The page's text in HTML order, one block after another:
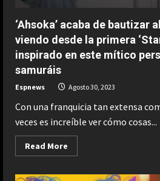
‘Ahsoka’ acaba de bautizar
viendo desde la primera
inspirado en este mítico
samuráis
Espnews Agosto 30, 2023
Con una franquicia tan extensa
veces es increíble ver cómo cosas...
Read More
more